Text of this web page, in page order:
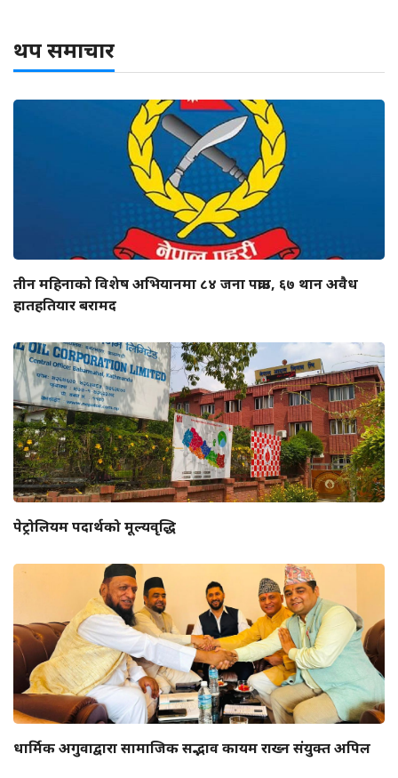
थप समाचार
तीन महिनाको विशेष अभियानमा ८४ जना पक्राउ, ६७ थान अवैध
हातहतियार बरामद
पेट्रोलियम पदार्थको मूल्यवृद्धि
धार्मिक अगुवाद्वारा सामाजिक सद्भाव कायम राख्न संयुक्त अपिल